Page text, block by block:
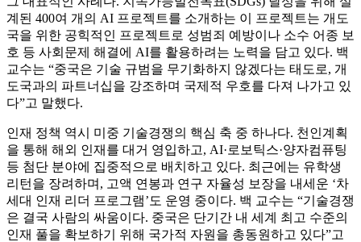
계된 400여 개의 AI 프로젝트를 소개하는 이 프로젝트는 개도
국을 위한 공힉적인 프로젝트로 성범죄 예방이나 소수 어종 보
호 등 사회문제 해결에 AI를 활용하려는 노력을 담고 있다. 백
교수는 “중국은 기술 규범을 무기화하지 않겠다는 태도로, 개
도국과의 파트너십을 강조하며 국제적 우호를 다져 나가고 있
다”고 말했다.
인재 정책 역시 미중 기술경쟁의 핵심 축 중 하나다. 천인계획
을 통해 해외 인재를 대거 영입하고, AI·로보틱스·양자컴퓨팅
등 첨단 분야에 집중적으로 배치하고 있다. 최근에는 유학생
리턴을 장려하며, 고액 연봉과 연구 자율성 보장을 내세운 ‘차
세대 인재 리더 프로그램’도 운영 중이다. 백 교수는 “기술경쟁
은 결국 사람의 싸움이다. 중국은 단기간 내 세계 최고 수준의
인재 풀을 확보하기 위해 국가적 자원을 총동원하고 있다”고